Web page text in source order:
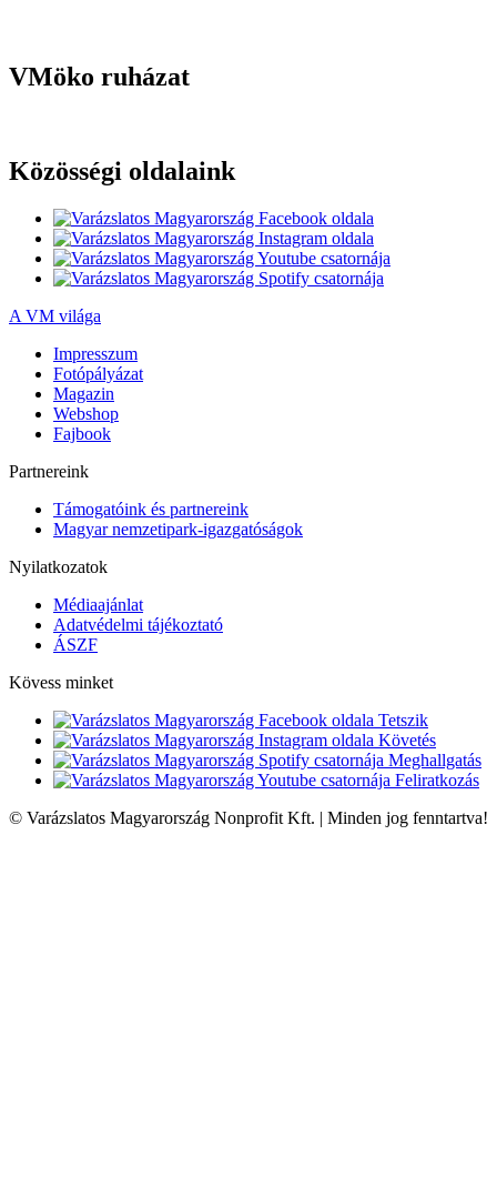
VMöko ruházat
Közösségi oldalaink
A VM világa
Impresszum
Fotópályázat
Magazin
Webshop
Fajbook
Partnereink
Támogatóink és partnereink
Magyar nemzetipark-igazgatóságok
Nyilatkozatok
Médiaajánlat
Adatvédelmi tájékoztató
ÁSZF
Kövess minket
Tetszik
Követés
Meghallgatás
Feliratkozás
© Varázslatos Magyarország Nonprofit Kft. | Minden jog fenntartva!